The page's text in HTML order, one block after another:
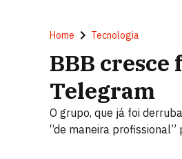
Home Tecnologia
BBB cresce
Telegram
O grupo, que já foi
“de maneira